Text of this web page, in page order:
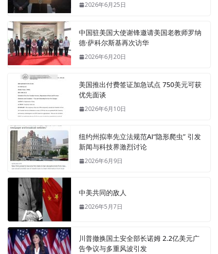
2026年6月25日
中国驻美国大使谢锋邀请美国老教师罗纳
德·萨科尔斯基再次访华
2026年6月20日
美国推出付费签证加急试点 750美元可获
优先面谈
2026年6月10日
纽约州拟率先立法规范AI“隐形爬虫” 引发
新闻与科技界激烈讨论
2026年6月9日
中美共同的敌人
2026年5月7日
川普撤换国土安全部长诺姆 2.2亿美元广
告争议与多重风波引发